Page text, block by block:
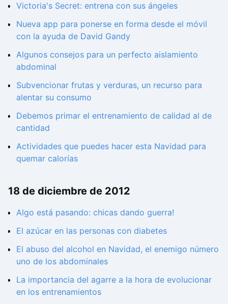
Victoria's Secret: entrena con sus ángeles
Nueva app para ponerse en forma desde el móvil
con la ayuda de David Gandy
Algunos consejos para un perfecto aislamiento
abdominal
Subvencionar frutas y verduras, un recurso para
alentar su consumo
Debemos primar el entrenamiento de calidad al de
cantidad
Actividades que puedes hacer esta Navidad para
quemar calorías
18 de diciembre de 2012
Algo está pasando: chicas dando guerra!
El azúcar en las personas con diabetes
El abuso del alcohol en Navidad, el enemigo número
uno de los abdominales
La importancia del agarre a la hora de evolucionar
en los entrenamientos